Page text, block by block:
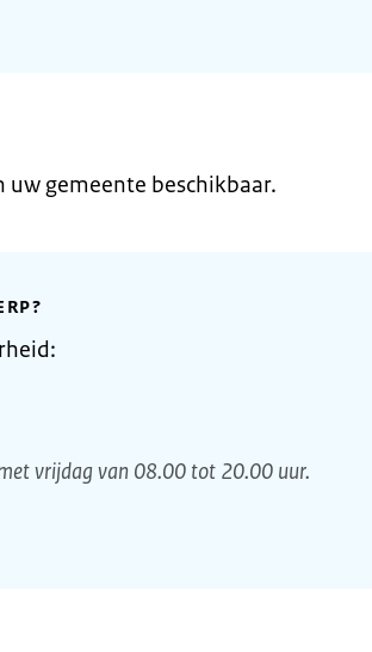
uw gemeente beschikbaar.
vrijdag van 08.00 tot 20.00 uur.